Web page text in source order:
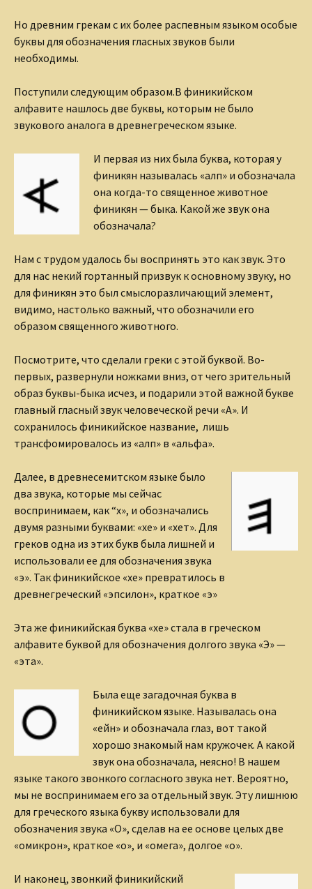
Но древним грекам с их более распевным языком особые
буквы для обозначения гласных звуков были
необходимы.
Поступили следующим образом.В финикийском
алфавите нашлось две буквы, которым не было
звукового аналога в древнегреческом языке.
И первая из них была буква, которая у
финикян называлась «алп» и обозначала
она когда-то священное животное
финикян — быка. Какой же звук она
обозначала?
Нам с трудом удалось бы воспринять это как звук. Это
для нас некий гортанный призвук к основному звуку, но
для финикян это был смыслоразличающий элемент,
видимо, настолько важный, что обозначили его
образом священного животного.
Посмотрите, что сделали греки с этой буквой. Во-
первых, развернули ножками вниз, от чего зрительный
образ буквы-быка исчез, и подарили этой важной букве
главный гласный звук человеческой речи «А». И
сохранилось финикийское название, лишь
трансфомировалось из «алп» в «альфа».
Далее, в древнесемитском языке было
два звука, которые мы сейчас
воспринимаем, как “х», и обозначались
двумя разными буквами: «хе» и «хет». Для
греков одна из этих букв была лишней и
использовали ее для обозначения звука
«э». Так финикийское «хе» превратилось в
древнегреческий «эпсилон», краткое «э»
Эта же финикийская буква «хе» стала в греческом
алфавите буквой для обозначения долгого звука «Э» —
«эта».
Была еще загадочная буква в
финикийском языке. Называлась она
«ейн» и обозначала глаз, вот такой
хорошо знакомый нам кружочек. А какой
звук она обозначала, неясно! В нашем
языке такого звонкого согласного звука нет. Вероятно,
мы не воспринимаем его за отдельный звук. Эту лишнюю
для греческого языка букву использовали для
обозначения звука «О», сделав на ее основе целых две
«омикрон», краткое «о», и «омега», долгое «о».
И наконец, звонкий финикийский